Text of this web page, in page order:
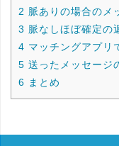
2 脈ありの場合のメ
3 脈なしほぼ確定の
4 マッチングアプリ
5 送ったメッセージ
6 まとめ